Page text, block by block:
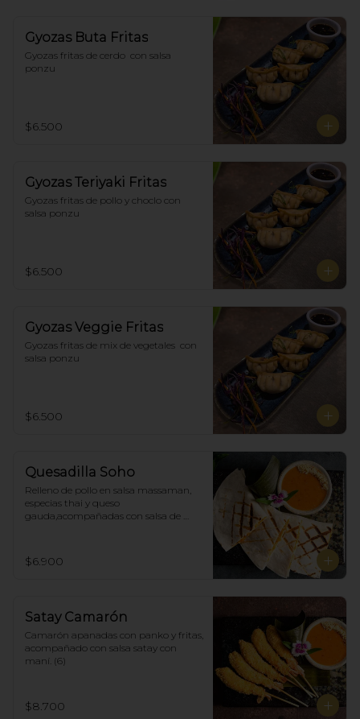
Gyozas Buta Fritas
Gyozas fritas de cerdo  con salsa
ponzu
$6.500
Gyozas Teriyaki Fritas
Gyozas fritas de pollo y choclo con
salsa ponzu
$6.500
Gyozas Veggie Fritas
Gyozas fritas de mix de vegetales  con
salsa ponzu
$6.500
Quesadilla Soho
Relleno de pollo en salsa massaman,
especias thai y queso
gauda,acompañadas con salsa de
$6.900
Satay Camarón
Camarón apanadas con panko y fritas,
acompañado con salsa satay con
maní. (6)
$8.700